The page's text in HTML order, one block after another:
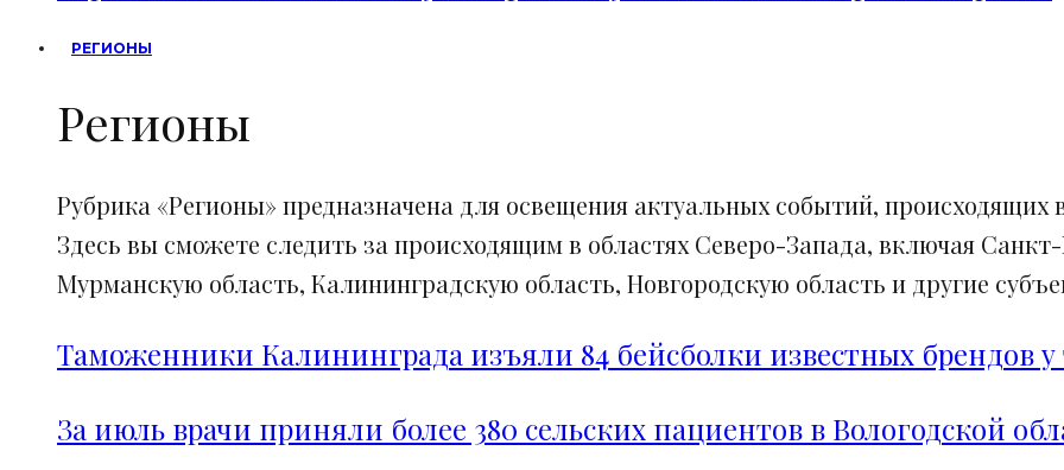
РЕГИОНЫ
Регионы
Рубрика «Регионы» предназначена для освещения актуальных событий, происходящих
Здесь вы сможете следить за происходящим в областях Северо-Запада, включая
Мурманскую область, Калининградскую область, Новгородскую область и другие
Таможенники Калининграда изъяли 84 бейсболки известных брендов у
За июль врачи приняли более 380 сельских пациентов в Вологодской